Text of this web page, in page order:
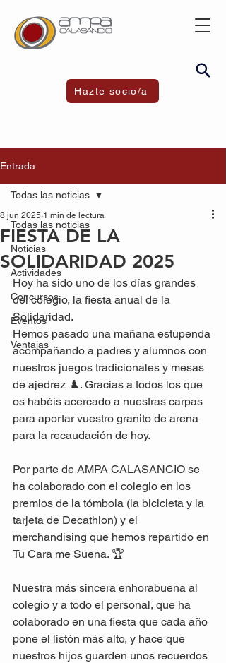
Hazte socio/a
Entrada
Todas las noticias
Noticias
Actividades
Concursos
Eventos
Ventajas
Todas las noticias
FIESTA DE LA
SOLIDARIDAD 2025
8 jun 2025 1 min de lectura
Hoy ha sido uno de los días grandes
del colegio, la fiesta anual de la
Solidaridad.
Hemos pasado una mañana estupenda
acompañando a padres y alumnos con
nuestros juegos tradicionales y mesas
de ajedrez ♟️. Gracias a todos los que
os habéis acercado a nuestras carpas
para aportar vuestro granito de arena
para la recaudación de hoy.
Por parte de AMPA CALASANCIO se
ha colaborado con el colegio en los
premios de la tómbola (la bicicleta y la
tarjeta de Decathlon) y el
merchandising que hemos repartido en
Tu Cara me Suena. 🏆
Nuestra más sincera enhorabuena al
colegio y a todo el personal, que ha
colaborado en una fiesta que cada año
pone el listón más alto, y hace que
nuestros hijos guarden unos recuerdos